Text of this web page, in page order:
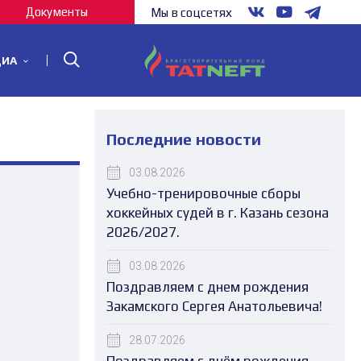
Документы Мы в соцсетях
Последние новости
03.08.2026
Учебно-тренировочные сборы
хоккейных судей в г. Казань сезона
2026/2027.
03.08.2026
Поздравляем с днем рождения
Закамского Сергея Анатольевича!
28.07.2026